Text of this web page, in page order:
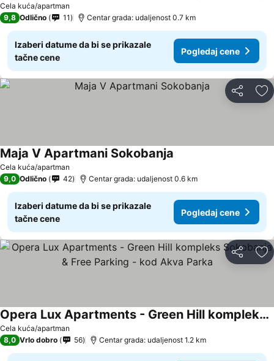
Cela kuća/apartman
9,8 Odlično 11 Centar grada: udaljenost 0.7 km
Izaberi datume da bi se prikazale
tačne cene
Pogledaj cene
Deli
Cela kuća/apartman
Maja V Apartmani Sokobanja
9,0 Odlično 42 Centar grada: udaljenost 0.6 km
Izaberi datume da bi se prikazale
tačne cene
Pogledaj cene
Deli
Cela kuća/apartman
Opera Lux Apartments - Green Hill kompleks Sokobanja & Free Parking - kod Akva Parka
Pogledaj cene
8,0 Vrlo dobro 56 Centar grada: udaljenost 1.2 km